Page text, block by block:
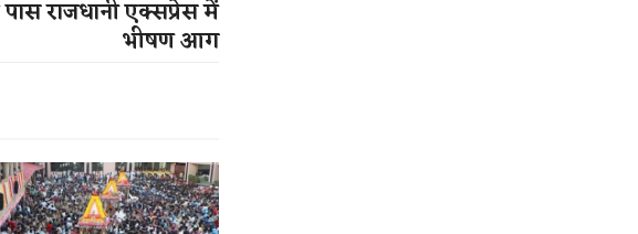
राजधानी एक्सप्रेस में
भीषण आग